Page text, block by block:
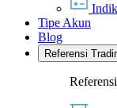
Tipe Akun
Blog
Referensi